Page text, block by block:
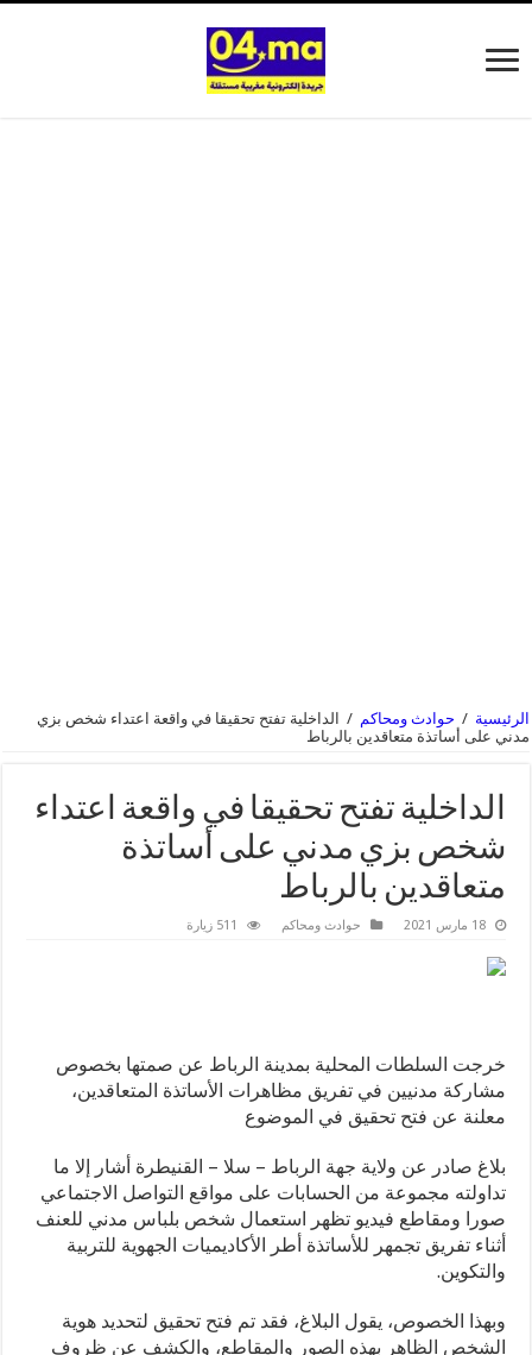
الرئيسية / حوادث ومحاكم /
الداخلية تفتح تحقيقا في واقعة اعتداء شخص بزي
مدني على أساتذة متعاقدين بالرباط
الداخلية تفتح تحقيقا في واقعة اعتداء
شخص بزي مدني على أساتذة
متعاقدين بالرباط
18 مارس 2021 حوادث ومحاكم 511 زيارة
خرجت السلطات المحلية بمدينة الرباط عن صمتها بخصوص
مشاركة مدنيين في تفريق مظاهرات الأساتذة المتعاقدين،
معلنة عن فتح تحقيق في الموضوع
بلاغ صادر عن ولاية جهة الرباط – سلا – القنيطرة أشار إلا ما
تداولته مجموعة من الحسابات على مواقع التواصل الاجتماعي
صورا ومقاطع فيديو تظهر استعمال شخص بلباس مدني للعنف
أثناء تفريق تجمهر للأساتذة أطر الأكاديميات الجهوية للتربية
والتكوين.
وبهذا الخصوص، يقول البلاغ، فقد تم فتح تحقيق لتحديد هوية
الشخص الظاهر بهذه الصور والمقاطع، والكشف عن ظروف